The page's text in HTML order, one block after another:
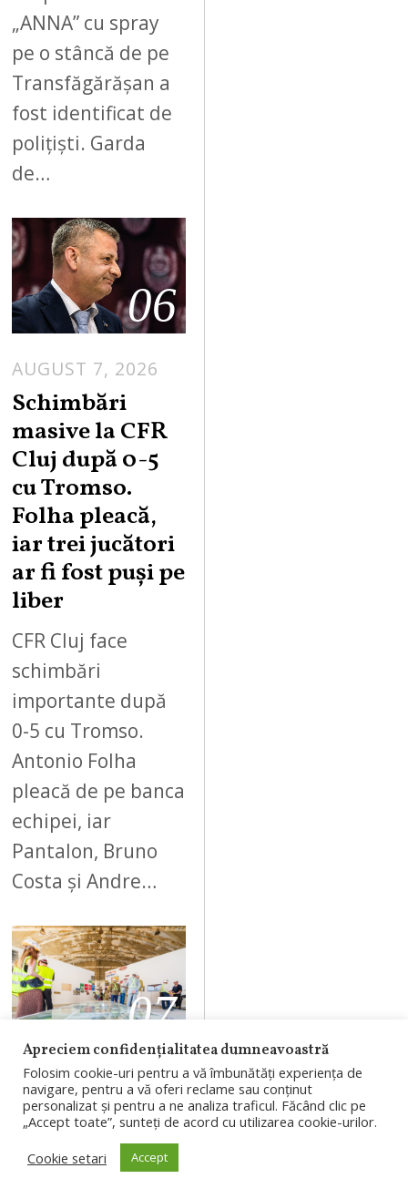
„ANNA” cu spray
pe o stâncă de pe
Transfăgărășan a
fost identificat de
polițiști. Garda
de…
06
AUGUST 7, 2026
Schimbări
masive la CFR
Cluj după 0-5
cu Tromso.
Folha pleacă,
iar trei jucători
ar fi fost puși pe
liber
CFR Cluj face
schimbări
importante după
0-5 cu Tromso.
Antonio Folha
pleacă de pe banca
echipei, iar
Pantalon, Bruno
Costa și Andre…
07
AUGUST 7, 2026
Un fost spațiu
industrial
devine o nouă
Apreciem confidențialitatea dumneavoastră
Folosim cookie-uri pentru a vă îmbunătăți experiența de
navigare, pentru a vă oferi reclame sau conținut
personalizat și pentru a ne analiza traficul. Făcând clic pe
„Accept toate”, sunteți de acord cu utilizarea cookie-urilor.
Cookie setari
Accept